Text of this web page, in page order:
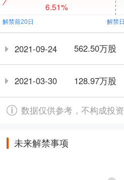
6.51%
2021-09-24 562.50万股
2021-03-30 128.97万股
数据仅供参考，不构成投
未来解禁事项